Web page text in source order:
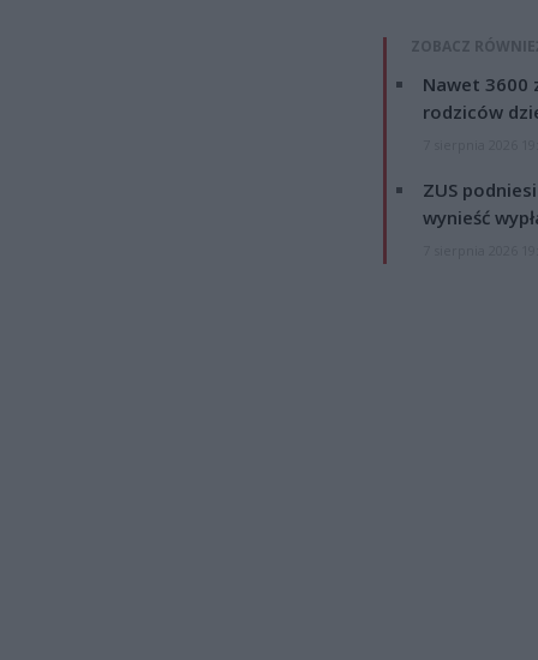
ZOBACZ
Nawet 3600
rodziców
ZUS
wynieść